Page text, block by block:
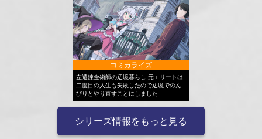
コミカライズ
左遷錬金術師の辺境暮らし 元エリートは
二度目の人生も失敗したので辺境でのん
びりとやり直すことにしました
シリーズ情報をもっと見る